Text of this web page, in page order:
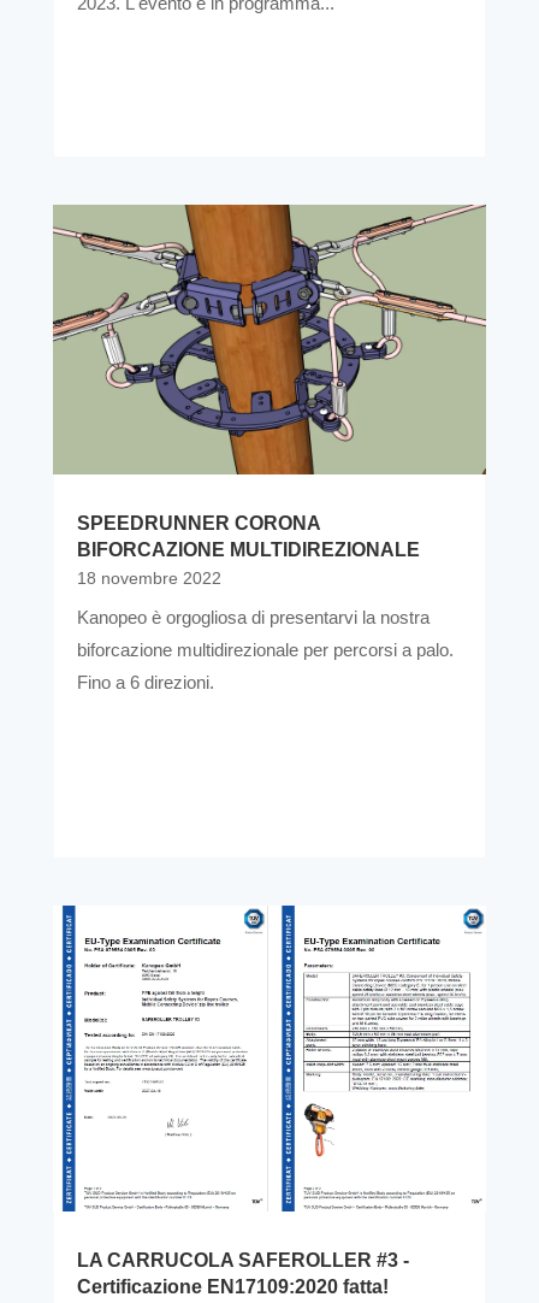
SPEEDRUNNER CORONA
BIFORCAZIONE MULTIDIREZIONALE
18 novembre 2022
Kanopeo è orgogliosa di presentarvi la nostra
biforcazione multidirezionale per percorsi a palo.
Fino a 6 direzioni.
LA CARRUCOLA SAFEROLLER #3 -
Certificazione EN17109:2020 fatta!